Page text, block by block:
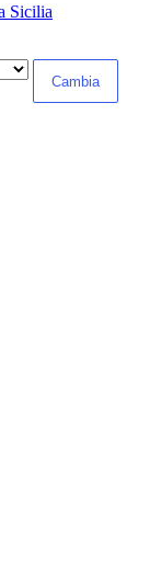
Sicilia